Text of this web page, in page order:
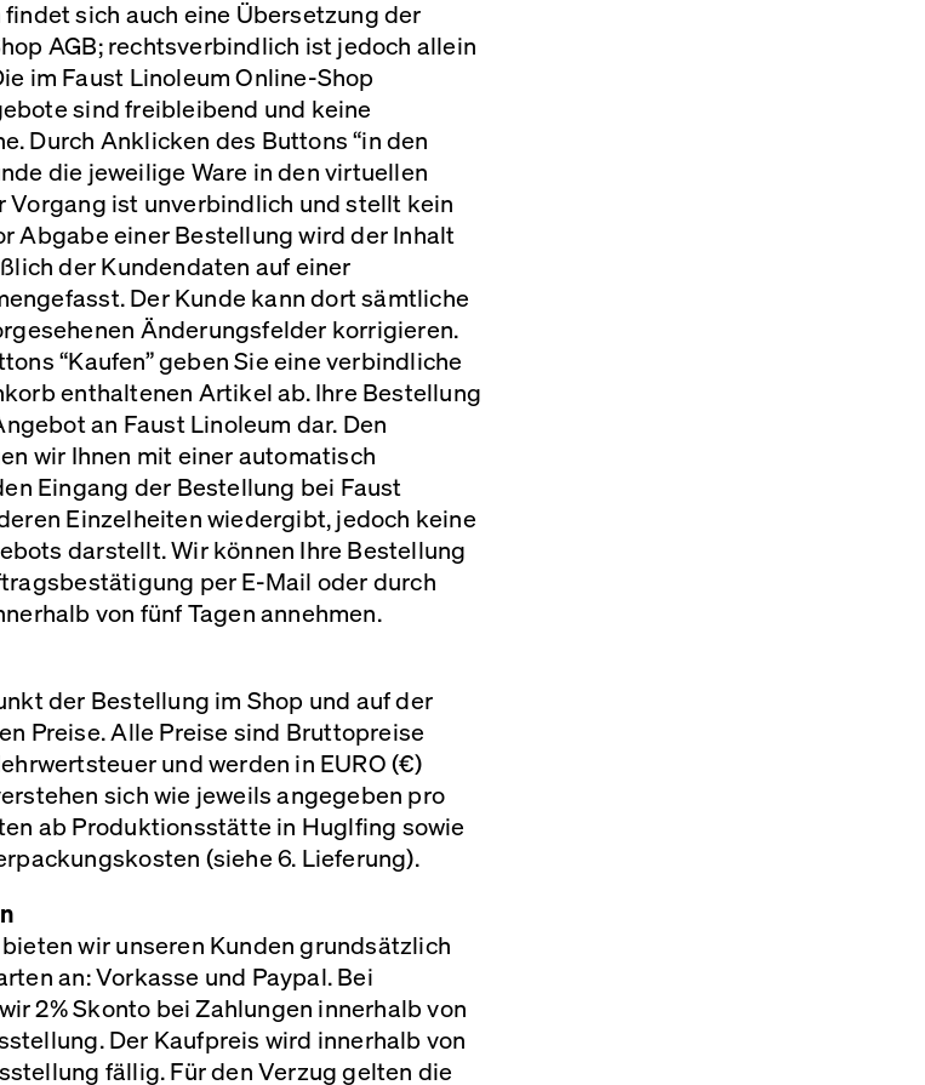
sich auch eine Übersetzung der
AGB; rechtsverbindlich ist jedoch allein
im Faust Linoleum Online-Shop
sind freibleibend und keine
Durch Anklicken des Buttons “in den
die jeweilige Ware in den virtuellen
Vorgang ist unverbindlich und stellt kein
Abgabe einer Bestellung wird der Inhalt
der Kundendaten auf einer
Der Kunde kann dort sämtliche
Änderungsfelder korrigieren.
“Kaufen” geben Sie eine verbindliche
enthaltenen Artikel ab. Ihre Bestellung
an Faust Linoleum dar. Den
wir Ihnen mit einer automatisch
Eingang der Bestellung bei Faust
Einzelheiten wiedergibt, jedoch keine
darstellt. Wir können Ihre Bestellung
per E-Mail oder durch
von fünf Tagen annehmen.
der Bestellung im Shop und auf der
Preise. Alle Preise sind Bruttopreise
und werden in EURO(€)
sich wie jeweils angegeben pro
ab Produktionsstätte in Huglfing sowie
(siehe 6. Lieferung).
wir unseren Kunden grundsätzlich
an: Vorkasse und Paypal. Bei
2% Skonto bei Zahlungen innerhalb von
Der Kaufpreis wird innerhalb von
fällig. Für den Verzug gelten die